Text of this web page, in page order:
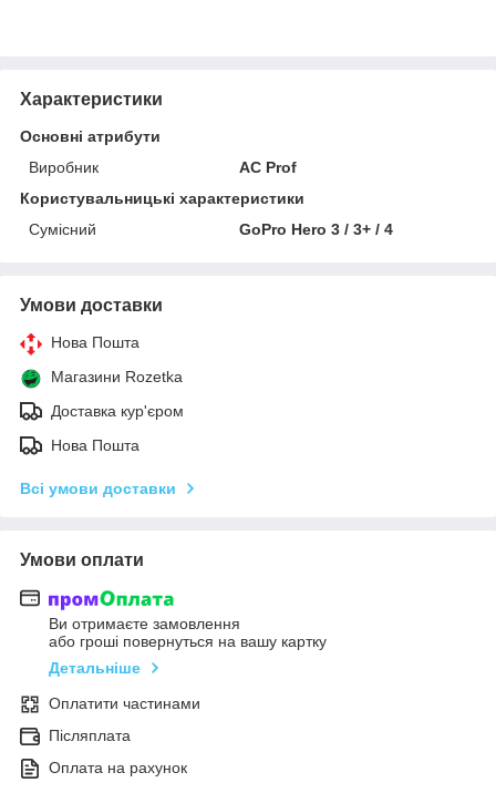
Характеристики
Основні атрибути
Виробник
AC Prof
Користувальницькі характеристики
Сумісний
GoPro Hero 3 / 3+ / 4
Умови доставки
Нова Пошта
Магазини Rozetka
Доставка кур'єром
Нова Пошта
Всі умови доставки
Умови оплати
Ви отримаєте замовлення
або гроші повернуться на вашу картку
Детальніше
Оплатити частинами
Післяплата
Оплата на рахунок